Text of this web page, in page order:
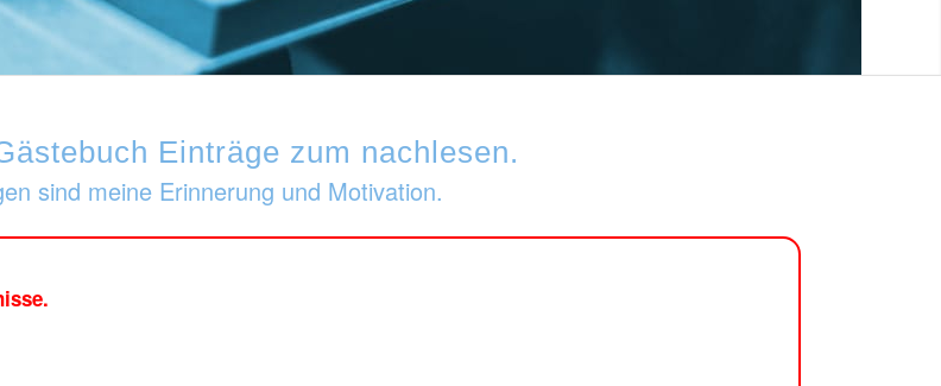
Einträge zum nachlesen.
sind meine Erinnerung und Motivation.